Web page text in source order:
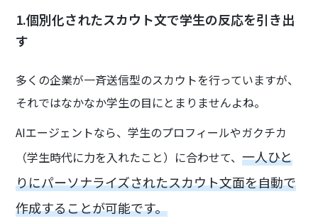
1.個別化されたスカウト文で学生の反応を引き出
す
多くの企業が一斉送信型のスカウトを行っていますが、
それではなかなか学生の目にとまりませんよね。
AIエージェントなら、学生のプロフィールやガクチカ
（学生時代に力を入れたこと）に合わせて、一人ひと
りにパーソナライズされたスカウト文面を自動で
作成することが可能です。